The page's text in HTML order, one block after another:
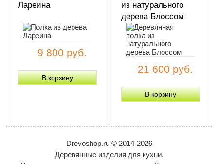
Лареина
9 800 руб.
из натурального
дерева Блоссом
21 600 руб.
Drevoshop.ru © 2014-2026
Деревянные изделия для кухни.